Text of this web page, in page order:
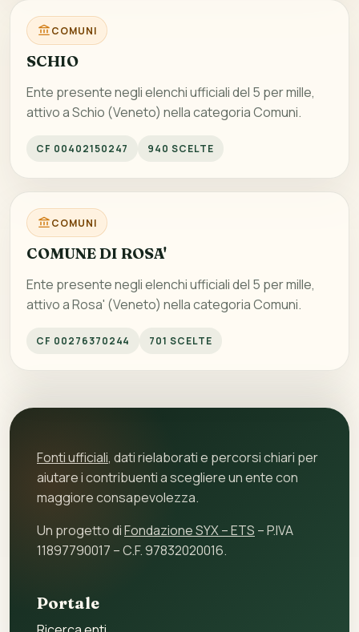
COMUNI
SCHIO
Ente presente negli elenchi ufficiali del 5 per mille,
attivo a Schio (Veneto) nella categoria Comuni.
CF 00402150247 940 SCELTE
COMUNI
COMUNE DI ROSA'
Ente presente negli elenchi ufficiali del 5 per mille,
attivo a Rosa' (Veneto) nella categoria Comuni.
CF 00276370244 701 SCELTE
Fonti ufficiali, dati rielaborati e percorsi chiari per
aiutare i contribuenti a scegliere un ente con
maggiore consapevolezza.
Un progetto diFondazione SYX – ETS – P.IVA
11897790017 – C.F. 97832020016.
Portale